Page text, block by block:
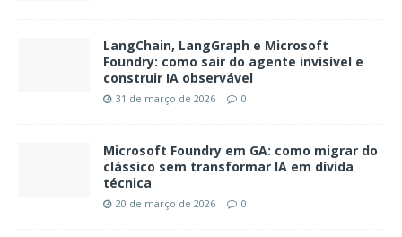
LangChain, LangGraph e Microsoft
Foundry: como sair do agente invisível e
construir IA observável
31 de março de 2026 0
Microsoft Foundry em GA: como migrar do
clássico sem transformar IA em dívida
técnica
20 de março de 2026 0